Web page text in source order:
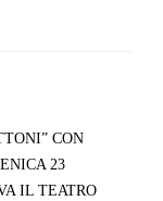
CON
23
IL TEATRO